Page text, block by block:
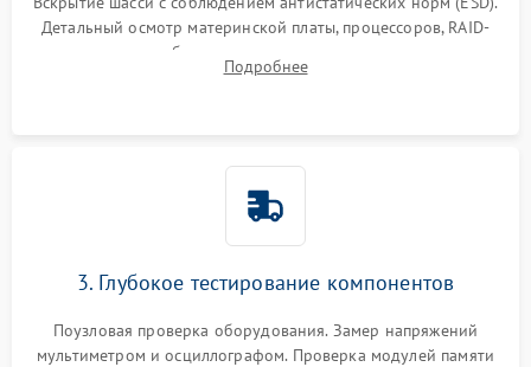
Детальный осмотр материнской платы, процессоров, RAID-
контроллеров и блоков питания на наличие термических
повреждений, прогаров или окислений.
Подробнее
3. Глубокое тестирование компонентов
Поузловая проверка оборудования. Замер напряжений
мультиметром и осциллографом. Проверка модулей памяти